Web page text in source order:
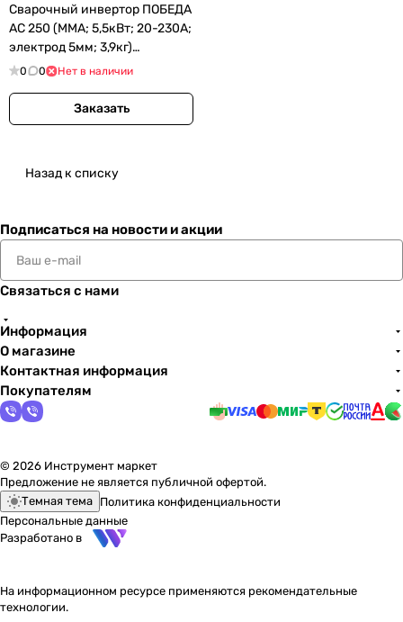
Сварочный инвертор ПОБЕДА
АС 250 (MMA; 5,5кВт; 20-230А;
электрод 5мм; 3,9кг)
(606301725)
0 0 Нет в наличии
Заказать
Назад к списку
Подписаться на новости и акции
Связаться с нами
Информация
О магазине
Контактная информация
Покупателям
© 2026 Инструмент маркет
Предложение не является публичной офертой.
Темная тема Политика конфиденциальности
Персональные данные
Разработано в
На информационном ресурсе применяются рекомендательные
технологии.